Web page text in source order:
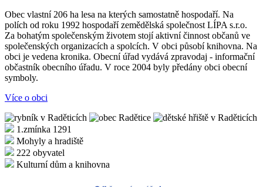
Obec vlastní 206 ha lesa na kterých samostatně hospodaří. Na
polích od roku 1992 hospodaří zemědělská společnost LÍPA s.r.o.
Za bohatým společenským životem stojí aktivní činnost občanů ve
společenských organizacích a spolcích. V obci působí knihovna. Na
obci je vedena kronika. Obecní úřad vydává zpravodaj - informační
občastník obecního úřadu. V roce 2004 byly předány obci obecní
symboly.
Více o obci
1.zmínka 1291
Mohyly a hradiště
222 obyvatel
Kulturní dům a knihovna